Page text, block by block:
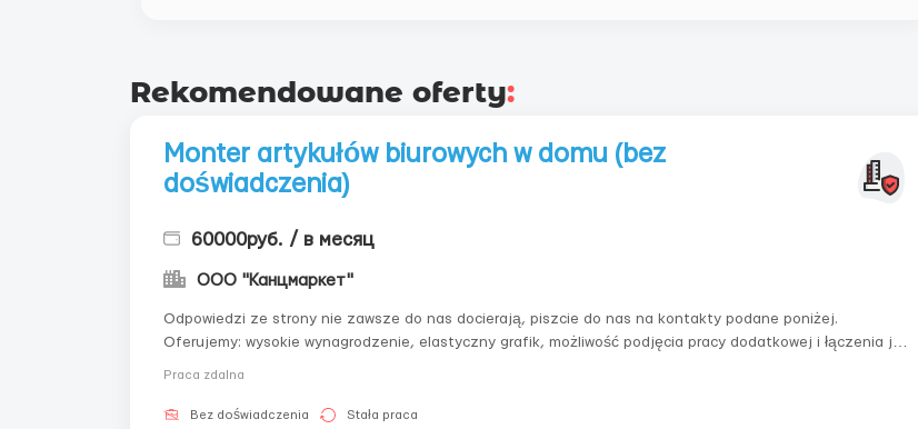
Rekomendowane oferty:
Monter artykułów biurowych w domu (bez
doświadczenia)
60000руб. / в месяц
ООО "Канцмаркет"
Odpowiedzi ze strony nie zawsze do nas docierają, piszcie do nas na kontakty podane poniżej.
Oferujemy: wysokie wynagrodzenie, elastyczny grafik, możliwość podjęcia pracy dodatkowej i łączenia jej
Praca zdalna
Bez doświadczenia Stała praca